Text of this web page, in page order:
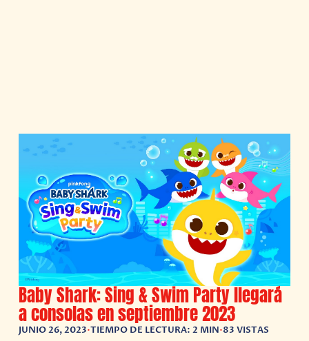
Baby Shark: Sing & Swim Party llegará
a consolas en septiembre 2023
JUNIO 26, 2023•TIEMPO DE LECTURA: 2 MIN•83 VISTAS